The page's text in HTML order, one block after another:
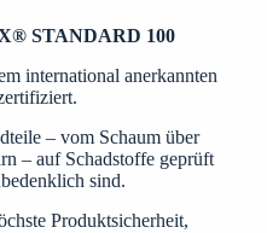
STANDARD 100
international anerkannten
– vom Schaum über
– auf Schadstoffe geprüft
sind.
Produktsicherheit,